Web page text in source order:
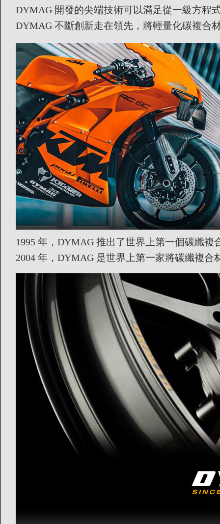
DYMAG 開發的尖端技術可以滿足從一級方程
DYMAG 不斷創新走在領先，將輕量化碳複合
1995 年，DYMAG 推出了世界上第一個碳纖
2004 年，DYMAG 是世界上第一家將碳纖複合